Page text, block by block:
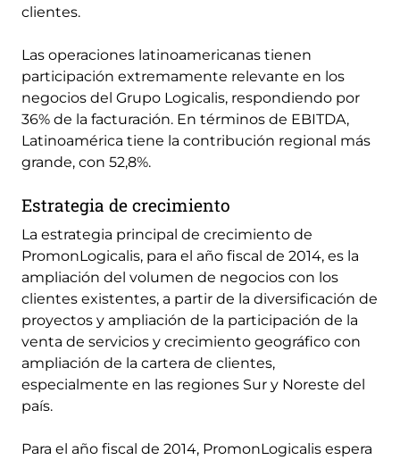
clientes.
Las operaciones latinoamericanas tienen
participación extremamente relevante en los
negocios del Grupo Logicalis, respondiendo por
36% de la facturación. En términos de EBITDA,
Latinoamérica tiene la contribución regional más
grande, con 52,8%.
Estrategia de crecimiento
La estrategia principal de crecimiento de
PromonLogicalis, para el año fiscal de 2014, es la
ampliación del volumen de negocios con los
clientes existentes, a partir de la diversificación de
proyectos y ampliación de la participación de la
venta de servicios y crecimiento geográfico con
ampliación de la cartera de clientes,
especialmente en las regiones Sur y Noreste del
país.
Para el año fiscal de 2014, PromonLogicalis espera